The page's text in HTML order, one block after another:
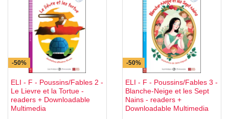
-50%
ELI - F - Poussins/Fables 2 -
Le Lievre et la Tortue -
readers + Downloadable
Multimedia
-50%
ELI - F - Poussins/Fables 3 -
Blanche-Neige et les Sept
Nains - readers +
Downloadable Multimedia